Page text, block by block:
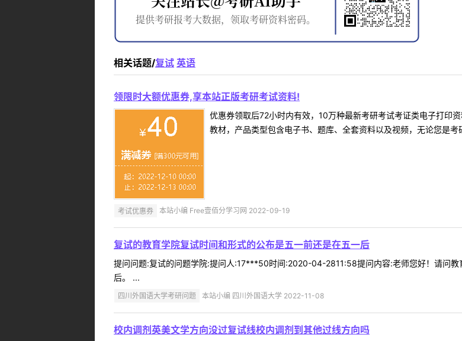
相关话题/复试 英语
领限时大额优惠券,享本站正版考研考试资料!
优惠券领取后72小时内有效，10万种最新考研考试考证类电子打印
教材，产品类型包含电子书、题库、全套资料以及视频，无论您是
考试优惠券 本站小编 Free壹佰分学习网 2022-09-19
复试的教育学院复试时间和形式的公布是五一前还是在五一后
提问问题:复试的问题学院:提问人:17***50时间:2020-04-2811:58提问内容:老师您好！请问
后。 ...
四川外国语大学考研问题 本站小编 四川外国语大学 2022-11-08
校内调剂英美文学方向没过复试线校内调剂到其他过线方向吗